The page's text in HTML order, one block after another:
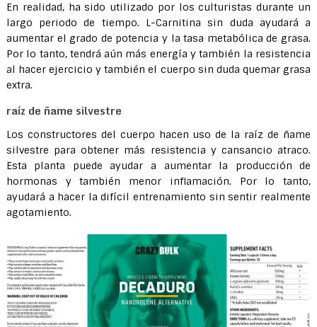
En realidad, ha sido utilizado por los culturistas durante un
largo periodo de tiempo. L-Carnitina sin duda ayudará a
aumentar el grado de potencia y la tasa metabólica de grasa.
Por lo tanto, tendrá aún más energía y también la resistencia
al hacer ejercicio y también el cuerpo sin duda quemar grasa
extra.
raíz de ñame silvestre
Los constructores del cuerpo hacen uso de la raíz de ñame
silvestre para obtener más resistencia y cansancio atraco.
Esta planta puede ayudar a aumentar la producción de
hormonas y también menor inflamación. Por lo tanto,
ayudará a hacer la difícil entrenamiento sin sentir realmente
agotamiento.